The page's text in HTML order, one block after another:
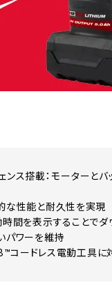
ス搭載：モーターと
な性能と耐久性を実現
間を表示することでダ
パワーを維持
コードレス電動工具に